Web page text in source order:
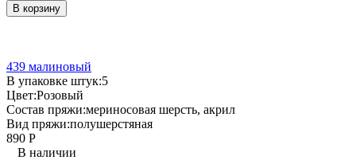
В корзину
439 малиновый
В упаковке штук:5
Цвет:Розовый
Состав пряжи:мериносовая шерсть, акрил
Вид пряжи:полушерстяная
890 Р
В наличии